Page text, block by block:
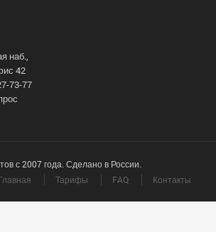
наб.,
42
73-77
с 2007 года. Сделано в России.
Тарифы FAQ Контакты